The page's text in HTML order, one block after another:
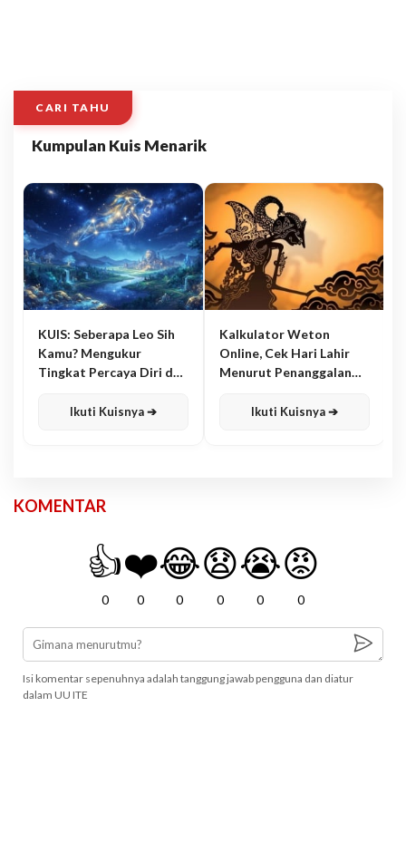
CARI TAHU
Kumpulan Kuis Menarik
KUIS: Seberapa Leo Sih
Kamu? Mengukur
Tingkat Percaya Diri dan
Ikuti Kuisnya ➔
Kalkulator Weton
Online, Cek Hari Lahir
Menurut Penanggalan
Ikuti Kuisnya ➔
KOMENTAR
👍
0
❤️
0
😂
0
😧
0
😭
0
😡
0
Isi komentar sepenuhnya adalah tanggung jawab pengguna dan diatur
dalam UU ITE